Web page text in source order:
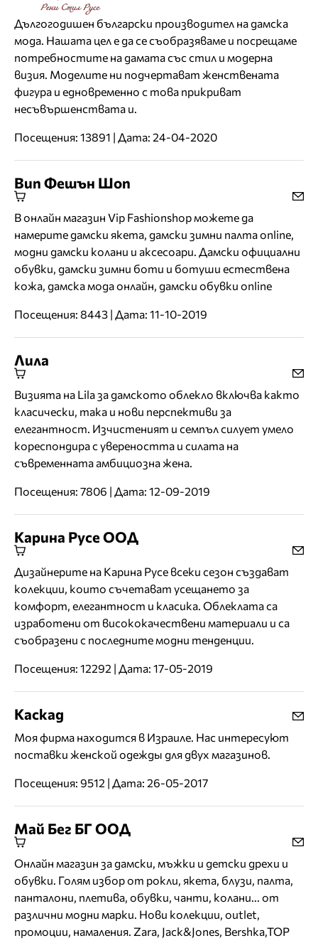
Дългогодишен български производител на дамска
мода. Нашата цел е да се съобразяваме и посрещаме
потребностите на дамата със стил и модерна
визия. Моделите ни подчертават женствената
фигура и едновременно с това прикриват
несъвършенствата и.
Посещения: 13891 | Дата: 24-04-2020
Вип Фешън Шоп
В онлайн магазин Vip Fashionshop можете да
намерите дамски якета, дамски зимни палта online,
модни дамски колани и аксесоари. Дамски официални
обувки, дамски зимни боти и ботуши естествена
кожа, дамска мода онлайн, дамски обувки online
Посещения: 8443 | Дата: 11-10-2019
Лила
Визията на Lila за дамското облекло включва както
класически, така и нови перспективи за
елегантност. Изчистеният и семпъл силует умело
кореспондира с увереността и силата на
съвременната амбициозна жена.
Посещения: 7806 | Дата: 12-09-2019
Карина Русе ООД
Дизайнерите на Карина Русе всеки сезон създават
колекции, които съчетават усещането за
комфорт, елегантност и класика. Облеклата са
изработени от висококачествени материали и са
съобразени с последните модни тенденции.
Посещения: 12292 | Дата: 17-05-2019
Каскад
Моя фирма находится в Израиле. Нас интересуют
поставки женской одежды для двух магазинов.
Посещения: 9512 | Дата: 26-05-2017
Май Бег БГ ООД
Онлайн магазин за дамски, мъжки и детски дрехи и
обувки. Голям избор от рокли, якета, блузи, палта,
панталони, плетива, обувки, чанти, колани... от
различни модни марки. Нови колекции, outlet,
промоции, намаления. Zara, Jack&Jones, Bershka,TOP